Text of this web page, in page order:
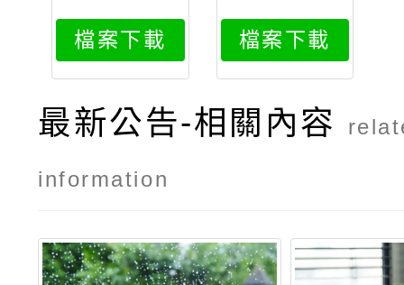
設計高中營
海報
檔案下載
設計高中營
台中場簡章
檔案下載
最新公告-相關內容
information